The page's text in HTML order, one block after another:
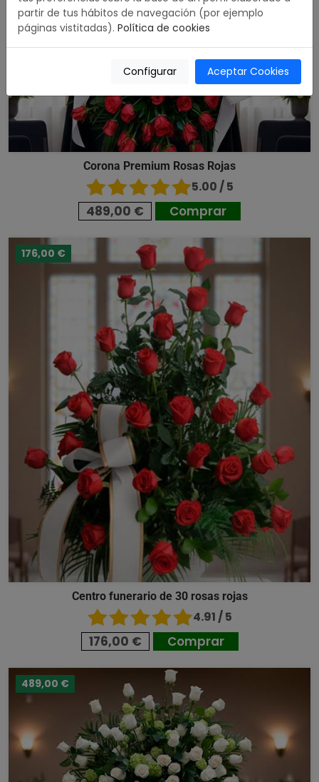
Corona Premium Rosas Rojas
5.00 / 5
489,00 € Comprar
176,00 €
Centro funerario de 30 rosas rojas
4.91 / 5
176,00 € Comprar
489,00 €
partir de tus hábitos de navegación (por ejemplo
páginas vistitadas). Política de cookies
Configurar Aceptar Cookies